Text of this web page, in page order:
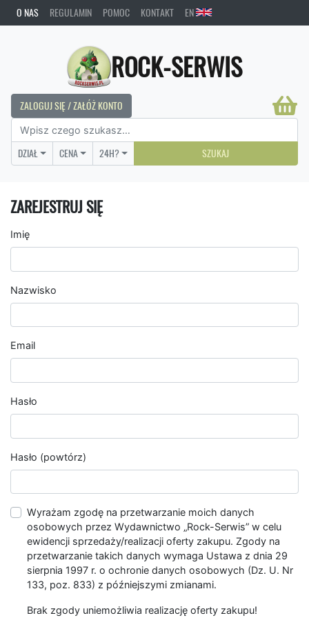
O NAS REGULAMIN POMOC KONTAKT EN
ROCK-SERWIS
ZALOGUJ SIĘ / ZAŁÓŻ KONTO
DZIAŁ CENA 24H? SZUKAJ
ZAREJESTRUJ SIĘ
Imię
Nazwisko
Email
Hasło
Hasło (powtórz)
Wyrażam zgodę na przetwarzanie moich danych
osobowych przez Wydawnictwo „Rock-Serwis” w celu
ewidencji sprzedaży/realizacji oferty zakupu. Zgody na
przetwarzanie takich danych wymaga Ustawa z dnia 29
sierpnia 1997 r. o ochronie danych osobowych (Dz. U. Nr
133, poz. 833) z późniejszymi zmianami.
Brak zgody uniemożliwia realizację oferty zakupu!